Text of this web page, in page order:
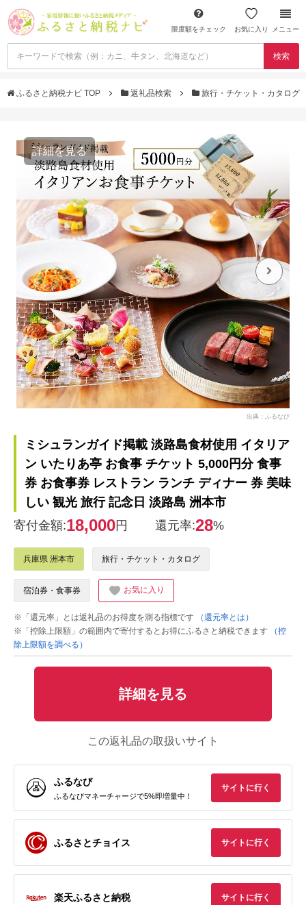
限度額をチェック お気に入り メニュー
検索
ふるさと納税ナビ TOP 返礼品検索 旅行・チケット・カタログ
詳細を見る
出典：ふるなび
ミシュランガイド掲載 淡路島食材使用 イタリア
ン いたりあ亭 お食事 チケット 5,000円分 食事
券 お食事券 レストラン ランチ ディナー 券 美味
しい 観光 旅行 記念日 淡路島 洲本市
寄付金額:18,000円 還元率:28%
兵庫県 洲本市 旅行・チケット・カタログ
宿泊券・食事券 お気に入り
※「還元率」とは返礼品のお得度を測る指標です
（還元率とは）
※「控除上限額」の範囲内で寄付するとお得にふるさと納税できます
（控
除上限額を調べる）
詳細を見る
この返礼品の取扱いサイト
ふるなび
ふるなびマネーチャージで5%即増量中！
サイトに行く
ふるさとチョイス サイトに行く
楽天ふるさと納税 サイトに行く